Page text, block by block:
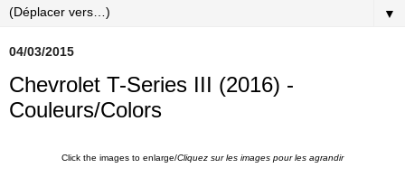
▼
04/03/2015
Chevrolet T-Series III (2016) -
Couleurs/Colors
Click the images to enlarge/Cliquez sur les images pour les agrandir